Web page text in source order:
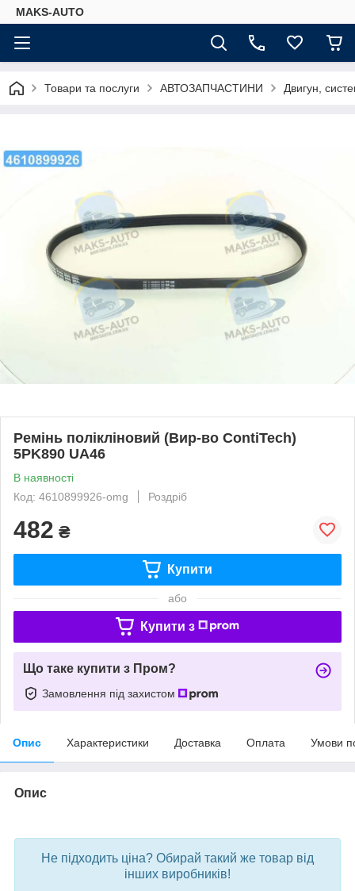
MAKS-AUTO
Товари та послуги АВТОЗАПЧАСТИНИ Двигун,
Ремінь полікліновий (Вир-во ContiTech)
5PK890 UA46
В наявності
Код: 4610899926-omg
Роздріб
482 ₴
Купити
або
Купити з
Що таке купити з Пром?
Замовлення під захистом
Опис Характеристики Доставка Оплата Умови
Опис
Не підходить ціна? Обирай такий же товар від
інших виробників!